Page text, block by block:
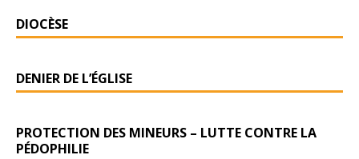
DIOCÈSE
DENIER DE L’ÉGLISE
PROTECTION DES MINEURS – LUTTE CONTRE LA
PÉDOPHILIE